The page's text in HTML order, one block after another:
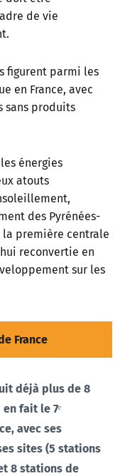
de vie
figurent parmi les
en France, avec
sans produits
énergies
atouts
des Pyrénées-
la première centrale
reconvertie en
sur les
France
déjà plus de 8
fait le 7ᵉ
avec ses
sites (5 stations
8 stations de